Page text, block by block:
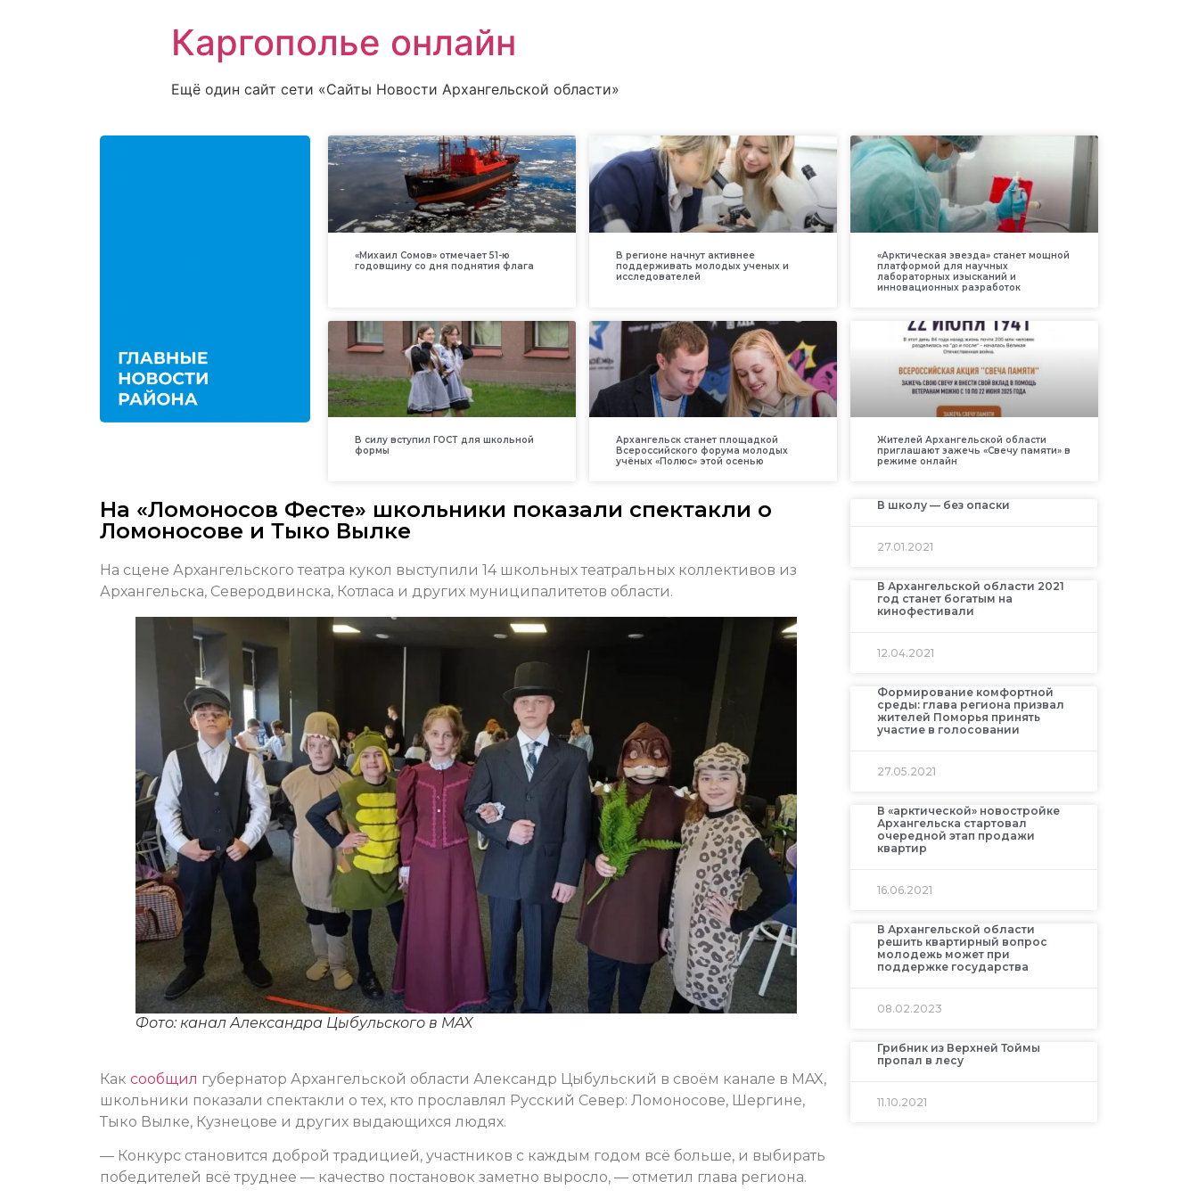
Каргополье онлайн
Ещё один сайт сети «Сайты Новости Архангельской области»
«Михаил Сомов» отмечает 51-ю
годовщину со дня поднятия флага
В регионе начнут активнее
поддерживать молодых ученых и
исследователей
«Арктическая звезда» станет мощной
платформой для научных
лабораторных изысканий и
инновационных разработок
В силу вступил ГОСТ для школьной
формы
Архангельск станет площадкой
Всероссийского форума молодых
учёных «Полюс» этой осенью
Жителей Архангельской области
приглашают зажечь «Свечу памяти» в
режиме онлайн
На «Ломоносов Фесте» школьники показали спектакли о
Ломоносове и Тыко Вылке
На сцене Архангельского театра кукол выступили 14 школьных театральных коллективов из
Архангельска, Северодвинска, Котласа и других муниципалитетов области.
Фото: канал Александра Цыбульского в MAX
Как сообщил губернатор Архангельской области Александр Цыбульский в своём канале в MAX,
школьники показали спектакли о тех, кто прославлял Русский Север: Ломоносове, Шергине,
Тыко Вылке, Кузнецове и других выдающихся людях.
— Конкурс становится доброй традицией, участников с каждым годом всё больше, и выбирать
победителей всё труднее — качество постановок заметно выросло, — отметил глава региона.
В школу — без опаски
27.01.2021
В Архангельской области 2021
год станет богатым на
кинофестивали
12.04.2021
Формирование комфортной
среды: глава региона призвал
жителей Поморья принять
участие в голосовании
27.05.2021
В «арктической» новостройке
Архангельска стартовал
очередной этап продажи
квартир
16.06.2021
В Архангельской области
решить квартирный вопрос
молодежь может при
поддержке государства
08.02.2023
Грибник из Верхней Тоймы
пропал в лесу
11.10.2021